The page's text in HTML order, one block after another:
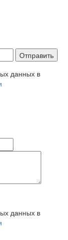
данных в
данных в